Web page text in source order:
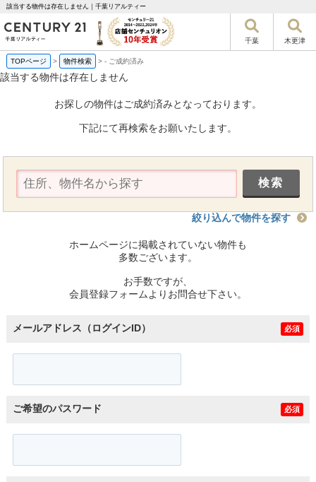
該当する物件は存在しません｜千葉リアルティー
千葉 木更津
TOPページ > 物件検索 >- ご成約済み
該当する物件は存在しません
お探しの物件はご成約済みとなっております。
下記にて再検索をお願いたします。
絞り込んで物件を探す
ホームページに掲載されていない物件も
多数ございます。
お手数ですが、
会員登録フォームよりお問合せ下さい。
メールアドレス（ログインID） 必須
ご希望のパスワード 必須